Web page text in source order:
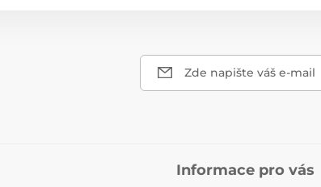
Zde napište váš e-mail
Informace pro vás